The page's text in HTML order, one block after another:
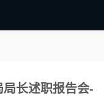
长述职报告会-